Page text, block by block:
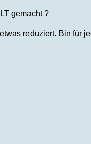
gemacht ?
reduziert. Bin für